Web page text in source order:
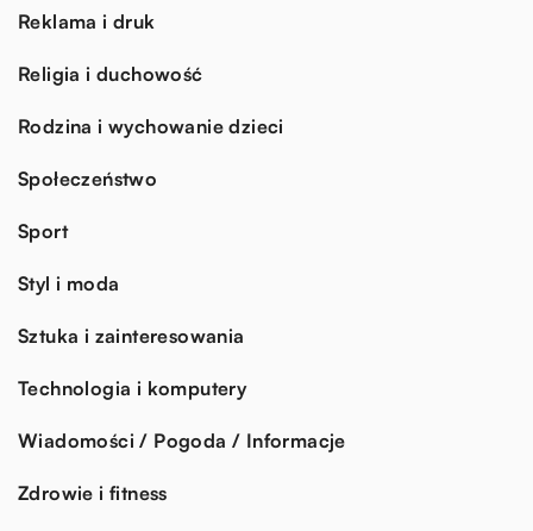
Reklama i druk
Religia i duchowość
Rodzina i wychowanie dzieci
Społeczeństwo
Sport
Styl i moda
Sztuka i zainteresowania
Technologia i komputery
Wiadomości / Pogoda / Informacje
Zdrowie i fitness